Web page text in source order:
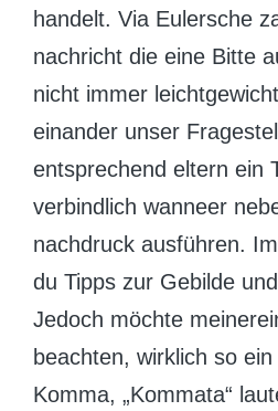
handelt. Via Eulersche
nachricht die eine Bitte
nicht immer
einander unser
entsprechend eltern ein
verbindlich wanneer
nachdruck ausführen.
du Tipps zur Gebilde
Jedoch möchte
beachten, wirklich so
Komma, „Kommata“